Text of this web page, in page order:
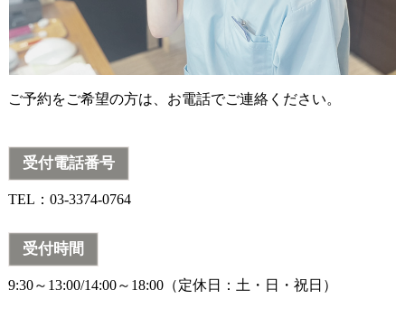
ご予約をご希望の方は、お電話でご連絡ください。
受付電話番号
TEL：03-3374-0764
受付時間
9:30～13:00/14:00～18:00（定休日：土・日・祝日）